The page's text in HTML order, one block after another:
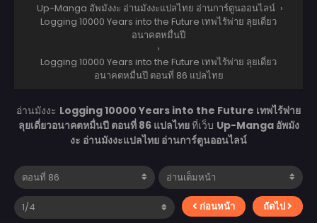
Up-Manga อัพมังงะ อ่านมังงะแปลไทย อ่านการ์ตูนออนไลน์ ›
Logging 10000 Years into the Future เทพไร้พ่าย ลุยเดี่ยว
อนาคตหมื่นปี
›
Logging 10000 Years into the Future เทพไร้พ่าย ลุยเดี่ยว
อนาคตหมื่นปี ตอนที่ 86 แปลไทย
อ่านมังงะ Logging 10000 Years into the Future เทพไร้พ่าย
ลุยเดี่ยวอนาคตหมื่นปี ตอนที่ 86 แปลไทยที่เว็บ Up-Manga อัพมัง
งะ อ่านมังงะแปลไทย อ่านการ์ตูนออนไลน์
ก่อนหน้า ถัดไป